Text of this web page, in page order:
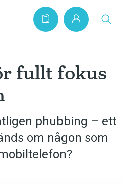
fullt fokus
phubbing – ett
om någon som